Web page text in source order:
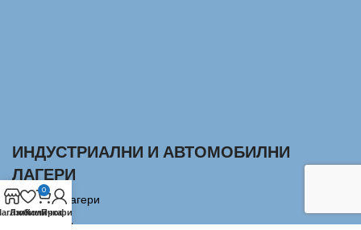
ИНДУСТРИАЛНИ И АВТОМОБИЛНИ
ЛАГЕРИ
Сачмени лагери
Аксиални Лагери
Любими
0
Количка
Профил